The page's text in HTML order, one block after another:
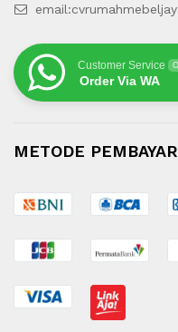
Customer Service
Order Via WA
METODE